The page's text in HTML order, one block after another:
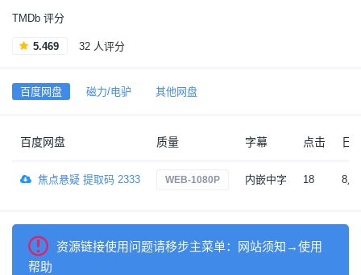
TMDb 评分
5.469 32 人评分
百度网盘 磁力/电驴 其他网盘
百度网盘 质量 字幕 点击 日
焦点悬疑 提取码 2333 WEB-1080P 内嵌中字 18 8月
资源链接使用问题请移步主菜单：网站须知→使用
帮助